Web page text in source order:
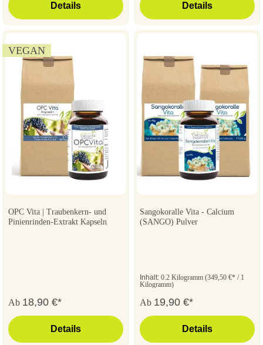
Details Details
VEGAN
OPC Vita | Traubenkern- und
Pinienrinden-Extrakt Kapseln
Ab 18,90 €*
Details
Sangokoralle Vita - Calcium
(SANGO) Pulver
Inhalt: 0.2 Kilogramm (349,50 €* / 1
Kilogramm)
Ab 19,90 €*
Details